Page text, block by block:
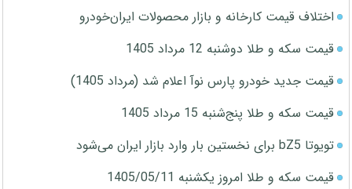
اختلاف قیمت کارخانه و بازار محصولات ایران‌خودرو
قیمت سکه و طلا دوشنبه 12 مرداد 1405
قیمت جدید خودرو پارس نوآ اعلام شد (مرداد 1405)
قیمت سکه و طلا پنج‌شنبه 15 مرداد 1405
تویوتا bZ5 برای نخستین بار وارد بازار ایران می‌شود
قیمت سکه و طلا امروز یکشنبه 1405/05/11